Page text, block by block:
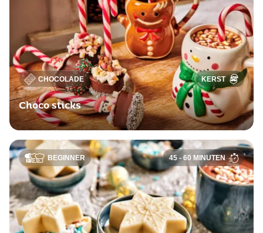
CHOCOLADE KERST
Choco sticks
BEGINNER 45 - 60 MINUTEN